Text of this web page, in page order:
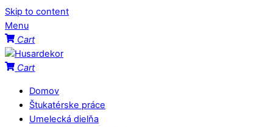
Skip to content
Menu
Cart
Cart
Domov
Štukatérske práce
Umelecká dielňa